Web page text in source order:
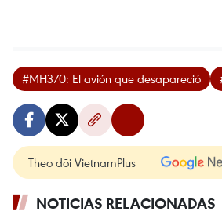
#MH370: El avión que desapareció
Theo dõi VietnamPlus
NOTICIAS RELACIONADAS